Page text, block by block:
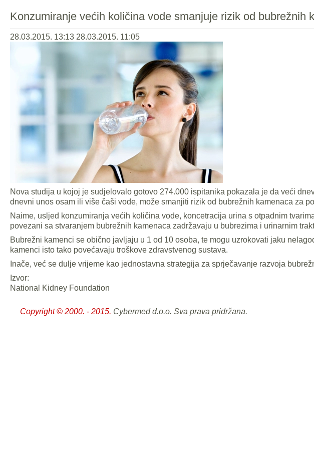
Konzumiranje većih količina vode smanjuje rizik od bubrežnih
28.03.2015. 13:13 28.03.2015. 11:05
Nova studija u kojoj je sudjelovalo gotovo 274.000 ispitanika pokazala je da veći
dnevni unos osam ili više čaši vode, može smanjiti rizik od bubrežnih kamenaca za
Naime, usljed konzumiranja većih količina vode, koncetracija urina s otpadnim
povezani sa stvaranjem bubrežnih kamenaca zadržavaju u bubrezima i urinarnim
Bubrežni kamenci se obično javljaju u 1 od 10 osoba, te mogu uzrokovati jaku
kamenci isto tako povećavaju troškove zdravstvenog sustava.
Inače, već se dulje vrijeme kao jednostavna strategija za sprječavanje razvoja
Izvor:
National Kidney Foundation
Copyright © 2000. - 2015. Cybermed d.o.o. Sva prava pridržana.